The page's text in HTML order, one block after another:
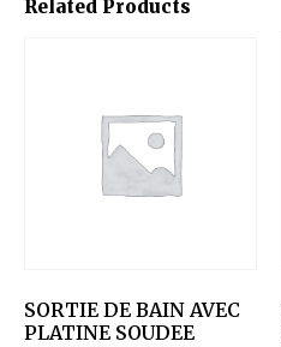
Related Products
SORTIE DE BAIN AVEC
PLATINE SOUDEE